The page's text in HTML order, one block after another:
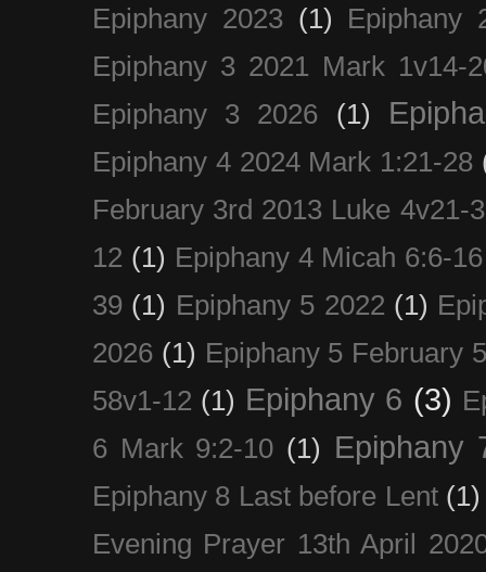
Epiphany 2023 (1)
Epiphany
Epiphany 3 2021 Mark 1v14-
Epiphany 3 2026
(1)
Epiphany 4 2024 Mark 1:21-28
February 3rd 2013 Luke 4v21-
12 (1) Epiphany 4 Micah 6:6-16
39 (1) Epiphany 5 2022 (1)
2026 (1) Epiphany 5 February
58v1-12 (1) Epiphany 6 (3)
6 Mark 9:2-10 (1) Epiphany
Epiphany 8 Last before Lent (1)
Evening Prayer 13th April